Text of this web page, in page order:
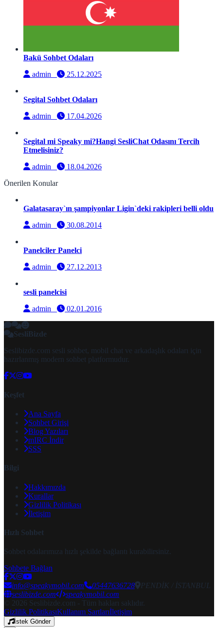
Bakü Sohbet Odaları
admin
25.12.2025
Segital Sohbet Odaları
admin
17.04.2026
Segital mi Speaky mi?Hangi SesliChat Odasını Tercih
Etmelisiniz?
admin
18.04.2026
Önerilen Konular
Galatasaray`ın şampiyonlar Ligin`deki rakipleri belli oldu
admin
30.08.2014
Panelciler Panelci
admin
27.12.2013
sesli panelcisi
admin
02.01.2016
SesliBizde
Seslibizde.com sesli sohbet, mobil chat ve arkadaşlık odaları için
hazırlanmış modern sohbet platformudur.
Keşfet
Ana Sayfa
Sohbet Girişi
Blog Yazıları
mIRC İndir
SSS
Bilgi
Hakkımızda
Kurallar
Gizlilik Politikası
İletişim
Hızlı Sohbet
Sohbet odalarımıza hızlı şekilde bağlantı kurabilirsiniz.
Sohbete Bağlan
info@speakymobil.com 05447636728
PENDİK / İSTANBUL
seslibizde.com
speakymobil.com
© 2026 Seslibizde.com - Tüm hakları saklıdır.
Gizlilik PolitikasıKullanım Şartlarıİletişim
İstek Gönder